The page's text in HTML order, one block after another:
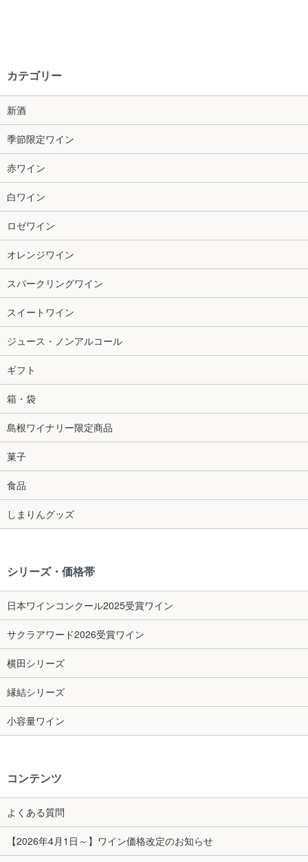
カテゴリー
新酒
季節限定ワイン
赤ワイン
白ワイン
ロゼワイン
オレンジワイン
スパークリングワイン
スイートワイン
ジュース・ノンアルコール
ギフト
箱・袋
島根ワイナリー限定商品
菓子
食品
しまりんグッズ
シリーズ・価格帯
日本ワインコンクール2025受賞ワイン
サクラアワード2026受賞ワイン
横田シリーズ
縁結シリーズ
小容量ワイン
コンテンツ
よくある質問
【2026年4月1日～】ワイン価格改定のお知らせ